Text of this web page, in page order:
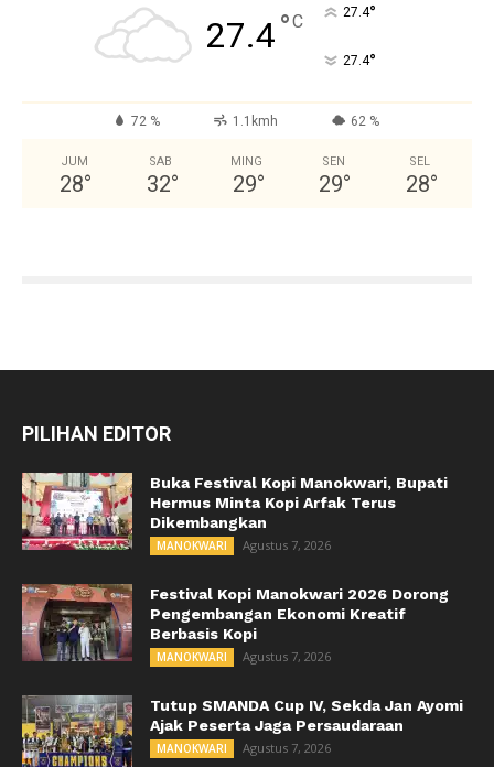
27.4°C 27.4°
27.4°
72 % 1.1kmh 62 %
JUM
28°
SAB
32°
MING
29°
SEN
29°
SEL
28°
PILIHAN EDITOR
Buka Festival Kopi Manokwari, Bupati
Hermus Minta Kopi Arfak Terus
Dikembangkan
MANOKWARI Agustus 7, 2026
Festival Kopi Manokwari 2026 Dorong
Pengembangan Ekonomi Kreatif
Berbasis Kopi
MANOKWARI Agustus 7, 2026
Tutup SMANDA Cup IV, Sekda Jan Ayomi
Ajak Peserta Jaga Persaudaraan
MANOKWARI Agustus 7, 2026